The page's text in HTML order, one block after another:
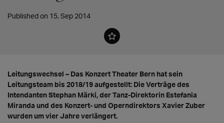
Published on 15. Sep 2014
Leitungswechsel – Das Konzert Theater Bern hat sein
Leitungsteam bis 2018/19 aufgestellt: Die Verträge des
Intendanten Stephan Märki, der Tanz-Direktorin Estefania
Miranda und des Konzert- und Operndirektors Xavier Zuber
wurden um vier Jahre verlängert.